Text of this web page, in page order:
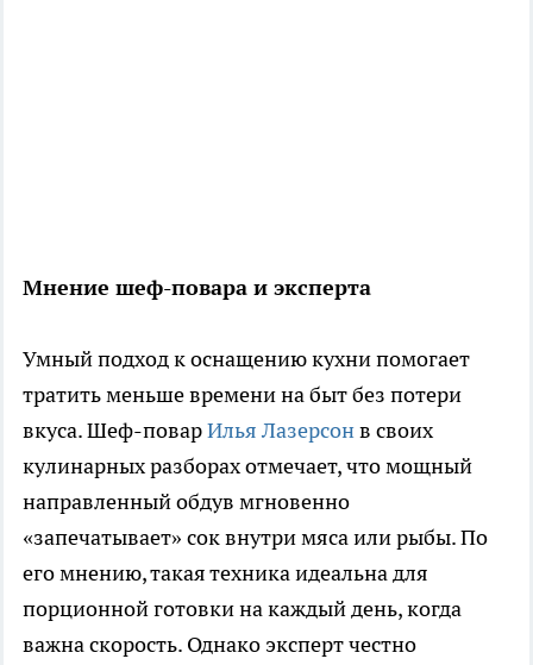
Мнение шеф-повара и эксперта
Умный подход к оснащению кухни помогает
тратить меньше времени на быт без потери
вкуса. Шеф-поварИлья Лазерсонв своих
кулинарных разборах отмечает, что мощный
направленный обдув мгновенно
«запечатывает» сок внутри мяса или рыбы. По
его мнению, такая техника идеальна для
порционной готовки на каждый день, когда
важна скорость. Однако эксперт честно